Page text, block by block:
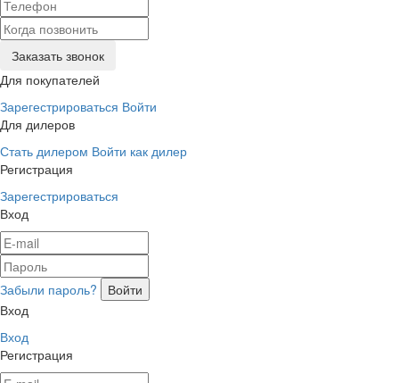
Для покупателей
Зарегестрироваться Войти
Для дилеров
Стать дилером Войти как дилер
Регистрация
Зарегестрироваться
Вход
Забыли пароль?
Вход
Вход
Регистрация